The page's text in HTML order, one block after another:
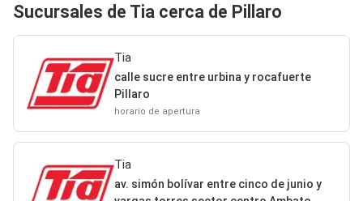
Sucursales de Tia cerca de Pillaro
Tia
calle sucre entre urbina y rocafuerte
Pillaro
horario de apertura
Tia
av. simón bolívar entre cinco de junio y